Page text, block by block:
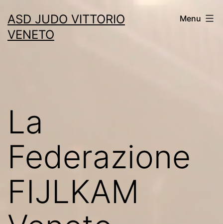
to
content
ASD JUDO VITTORIO
VENETO
Menu
La
Federazione
FIJLKAM